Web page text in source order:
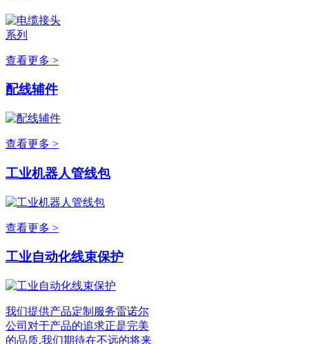
查看更多 >
配线辅件
查看更多 >
工业机器人管线包
查看更多 >
工业自动化线束保护
我们提供产品定制服务雷诺尔
公司对于产品的追求正是完美
的品质,我们期待在不远的将来